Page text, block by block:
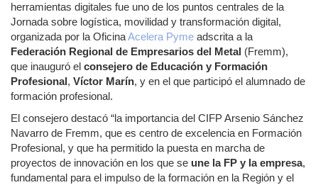
herramientas digitales fue uno de los puntos centrales de la
Jornada sobre logística, movilidad y transformación digital,
organizada por la OficinaAcelera Pyme adscrita a la
Federación Regional de Empresarios del Metal (Fremm),
que inauguró el consejero de Educación y Formación
Profesional, Víctor Marín, y en el que participó el alumnado de
formación profesional.
El consejero destacó “la importancia del CIFP Arsenio Sánchez
Navarro de Fremm, que es centro de excelencia en Formación
Profesional, y que ha permitido la puesta en marcha de
proyectos de innovación en los que se une la FP y la empresa,
fundamental para el impulso de la formación en la Región y el